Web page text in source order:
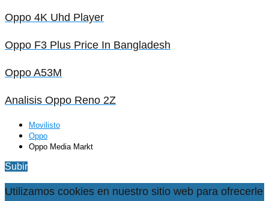
Oppo 4K Uhd Player
Oppo F3 Plus Price In Bangladesh
Oppo A53M
Analisis Oppo Reno 2Z
Movilisto
Oppo
Oppo Media Markt
Subir
Utilizamos cookies en nuestro sitio web para ofrecerle